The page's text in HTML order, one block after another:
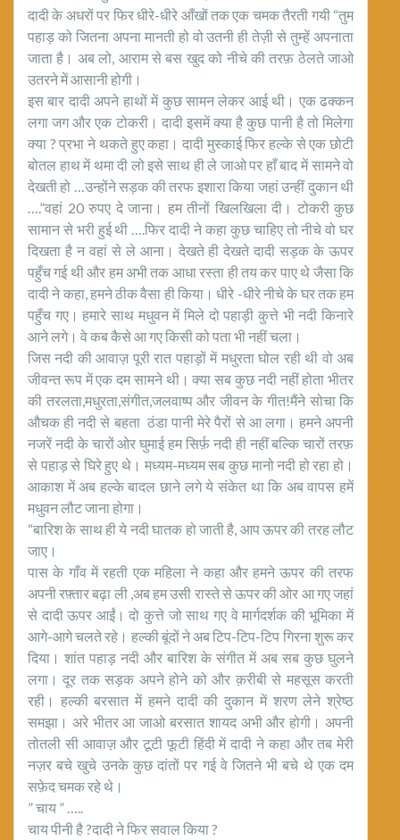
दादी के अधरों पर फिर धीरे-धीरे आँखों तक एक चमक तैरती गयी “तुम
पहाड़ को जितना अपना मानती हो वो उतनी ही तेज़ी से तुम्हें अपनाता
जाता है। अब लो, आराम से बस खुद को नीचे की तरफ़ ठेलते जाओ
उतरने में आसानी होगी।
इस बार दादी अपने हाथों में कुछ सामन लेकर आई थी। एक ढक्कन
लगा जग और एक टोकरी। दादी इसमें क्या है कुछ पानी है तो मिलेगा
क्या ? प्रभा ने थकते हुए कहा। दादी मुस्काई फिर हल्के से एक छोटी
बोतल हाथ में थमा दी लो इसे साथ ही ले जाओ पर हाँ बाद में सामने वो
देखती हो …उन्होंने सड़क की तरफ इशारा किया जहां उन्हीं दुकान थी
….”वहां 20 रुपए दे जाना। हम तीनों खिलखिला दी। टोकरी कुछ
सामान से भरी हुई थी ….फिर दादी ने कहा कुछ चाहिए तो नीचे वो घर
दिखता है न वहां से ले आना। देखते ही देखते दादी सड़क के ऊपर
पहुँच गई थी और हम अभी तक आधा रस्ता ही तय कर पाए थे जैसा कि
दादी ने कहा, हमने ठीक वैसा ही किया। धीरे -धीरे नीचे के घर तक हम
पहुँच गए। हमारे साथ मधुवन में मिले दो पहाड़ी कुत्ते भी नदी किनारे
आने लगे। वे कब कैसे आ गए किसी को पता भी नहीं चला।
जिस नदी की आवाज़ पूरी रात पहाड़ों में मधुरता घोल रही थी वो अब
जीवन्त रूप में एक दम सामने थी। क्या सब कुछ नदी नहीं होता भीतर
की तरलता,मधुरता,संगीत,जलवाष्प और जीवन के गीत!मैंने सोचा कि
औचक ही नदी से बहता ठंडा पानी मेरे पैरों से आ लगा। हमने अपनी
नजरें नदी के चारों ओर घुमाई हम सिर्फ़ नदी ही नहीं बल्कि चारों तरफ़
से पहाड़ से घिरे हुए थे। मध्यम-मध्यम सब कुछ मानो नदी हो रहा हो।
आकाश में अब हल्के बादल छाने लगे ये संकेत था कि अब वापस हमें
मधुवन लौट जाना होगा।
“बारिश के साथ ही ये नदी घातक हो जाती है, आप ऊपर की तरह लौट
जाए।
पास के गाँव में रहती एक महिला ने कहा और हमने ऊपर की तरफ
अपनी रफ़्तार बढ़ा ली ,अब हम उसी रास्ते से ऊपर की ओर आ गए जहां
से दादी ऊपर आईं। दो कुत्ते जो साथ गए वे मार्गदर्शक की भूमिका में
आगे-आगे चलते रहे। हल्की बूंदों ने अब टिप-टिप-टिप गिरना शुरू कर
दिया। शांत पहाड़ नदी और बारिश के संगीत में अब सब कुछ घुलने
लगा। दूर तक सड़क अपने होने को और क़रीबी से महसूस करती
रही। हल्की बरसात में हमने दादी की दुकान में शरण लेने श्रेष्ठ
समझा। अरे भीतर आ जाओ बरसात शायद अभी और होगी। अपनी
तोतली सी आवाज़ और टूटी फूटी हिंदी में दादी ने कहा और तब मेरी
नज़र बचे खुचे उनके कुछ दांतों पर गई वे जितने भी बचे थे एक दम
सफ़ेद चमक रहे थे।
” चाय ” …..
चाय पीनी है ?दादी ने फिर सवाल किया ?